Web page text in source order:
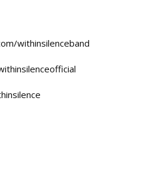
withinsilenceband